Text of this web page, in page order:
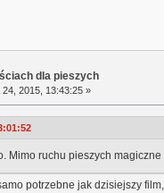
dla pieszych
2015, 13:43:25 »
Mimo ruchu pieszych magiczne
potrzebne jak dzisiejszy